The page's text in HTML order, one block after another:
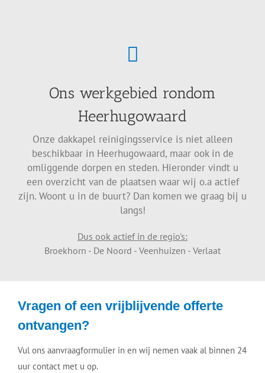
Ons werkgebied rondom
Heerhugowaard
Onze dakkapel reinigingsservice is niet alleen
beschikbaar in Heerhugowaard, maar ook in de
omliggende dorpen en steden. Hieronder vindt u
een overzicht van de plaatsen waar wij o.a actief
zijn. Woont u in de buurt? Dan komen we graag bij u
langs!
Dus ook actief in de regio's:
Broekhorn - De Noord - Veenhuizen - Verlaat
Vragen of een vrijblijvende offerte
ontvangen?
Vul ons aanvraagformulier in en wij nemen vaak al binnen 24
uur contact met u op.